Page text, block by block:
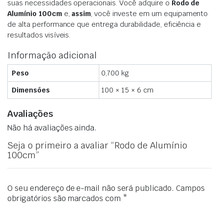
suas necessidades operacionais. Você adquire o Rodo de
Alumínio 100cm e, assim , você investe em um equipamento
de alta performance que entrega durabilidade, eficiência e
resultados visíveis.
Informação adicional
Peso
0,700 kg
Dimensões
100 × 15 × 6 cm
Avaliações
Não há avaliações ainda.
Seja o primeiro a avaliar “Rodo de Alumínio
100cm”
O seu endereço de e-mail não será publicado. Campos
obrigatórios são marcados com *